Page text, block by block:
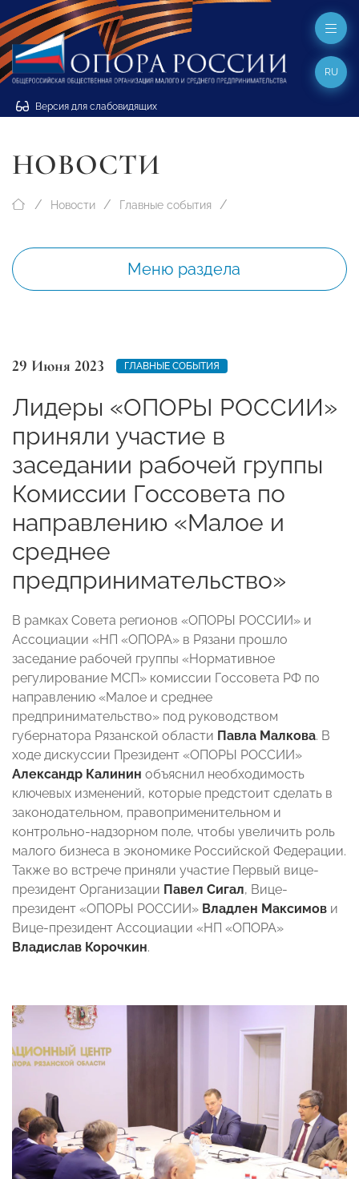
Версия для слабовидящих
RU
НОВОСТИ
Новости Главные события
Меню раздела
29 Июня 2023 ГЛАВНЫЕ СОБЫТИЯ
Лидеры «ОПОРЫ РОССИИ»
приняли участие в
заседании рабочей группы
Комиссии Госсовета по
направлению «Малое и
среднее
предпринимательство»
В рамках Совета регионов «ОПОРЫ РОССИИ» и
Ассоциации «НП «ОПОРА» в Рязани прошло
заседание рабочей группы «Нормативное
регулирование МСП» комиссии Госсовета РФ по
направлению «Малое и среднее
предпринимательство» под руководством
губернатора Рязанской области Павла Малкова. В
ходе дискуссии Президент «ОПОРЫ РОССИИ»
Александр Калинин объяснил необходимость
ключевых изменений, которые предстоит сделать в
законодательном, правоприменительном и
контрольно-надзорном поле, чтобы увеличить роль
малого бизнеса в экономике Российской Федерации.
Также во встрече приняли участие Первый вице-
президент Организации Павел Сигал, Вице-
президент «ОПОРЫ РОССИИ» Владлен Максимов и
Вице-президент Ассоциации «НП «ОПОРА»
Владислав Корочкин.